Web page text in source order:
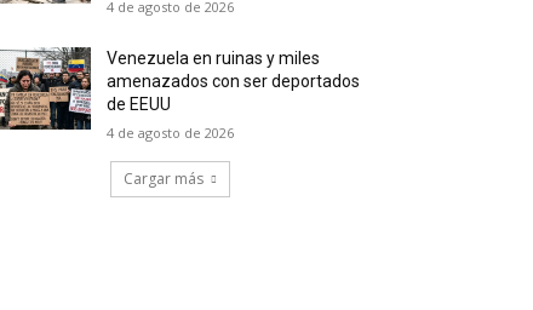
4 de agosto de 2026
Venezuela en ruinas y miles
amenazados con ser deportados
de EEUU
4 de agosto de 2026
Cargar más